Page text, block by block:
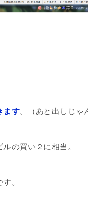
ます。（あと出しじゃ
の買い２に相当。
。